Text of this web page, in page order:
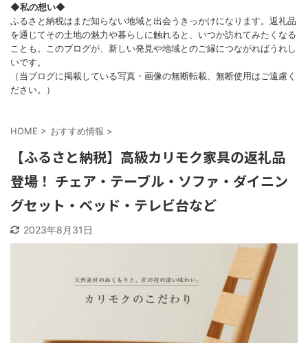
◆私の想い◆
ふるさと納税はまだ知らない地域と出会うきっかけになります。返礼品
を通じてその土地の魅力や暮らしに触れると、いつか訪れてみたくなる
ことも。このブログが、新しい発見や地域とのご縁につながればうれし
いです。
（当ブログに掲載している写真・画像の無断転載、無断使用はご遠慮く
ださい。）
HOME > おすすめ情報 >
【ふるさと納税】高級カリモク家具の返礼品
登場！ チェア・テーブル・ソファ・ダイニン
グセット・ベッド・テレビ台など
2023年8月31日